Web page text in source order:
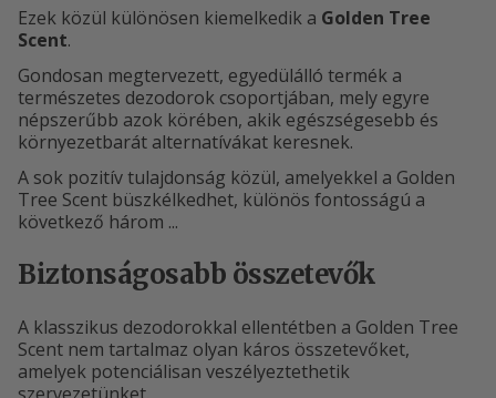
Ezek közül különösen kiemelkedik a Golden Tree
Scent.
Gondosan megtervezett, egyedülálló termék a
természetes dezodorok csoportjában, mely egyre
népszerűbb azok körében, akik egészségesebb és
környezetbarát alternatívákat keresnek.
A sok pozitív tulajdonság közül, amelyekkel a Golden
Tree Scent büszkélkedhet, különös fontosságú a
következő három ...
Biztonságosabb összetevők
A klasszikus dezodorokkal ellentétben a Golden Tree
Scent nem tartalmaz olyan káros összetevőket,
amelyek potenciálisan veszélyeztethetik